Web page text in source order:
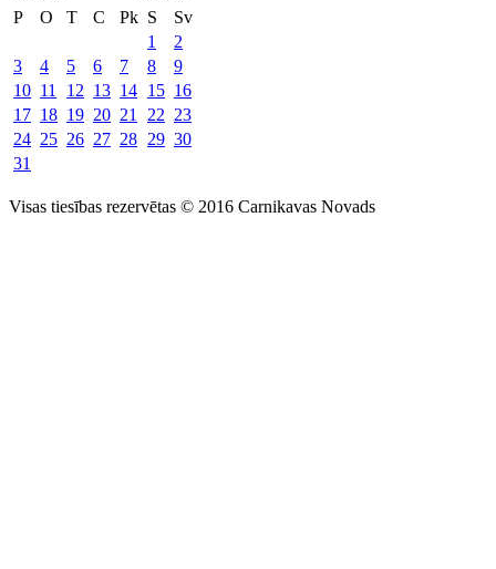
P
O T C Pk S
Sv
1
2
3
4 5 6 7 8
9
10 11 12 13 14 15 16
17 18 19 20 21 22 23
24 25 26 27 28 29 30
31
Visas tiesības rezervētas © 2016 Carnikavas Novads